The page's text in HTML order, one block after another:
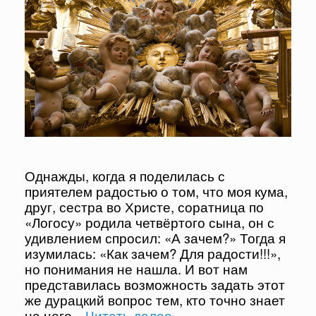
Однажды, когда я поделилась с
приятелем радостью о том, что моя кума,
друг, сестра во Христе, соратница по
«Логосу» родила четвёртого сына, он с
удивлением спросил: «А зачем?» Тогда я
изумилась: «Как зачем? Для радости!!!»,
но понимания не нашла. И вот нам
представилась возможность задать этот
же дурацкий вопрос тем, кто точно знает